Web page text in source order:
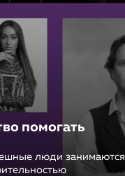
помогать
люди занимаются